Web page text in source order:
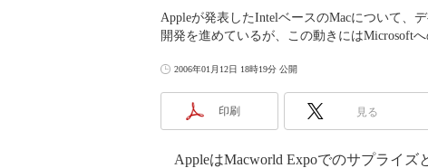
Appleが発表したIntelベースのMacについて、
開発を進めているが、この動きにはMicrosoft
2006年01月12日 18時19分 公開
印刷 見る
AppleはMacworld Expoでのサプライズ